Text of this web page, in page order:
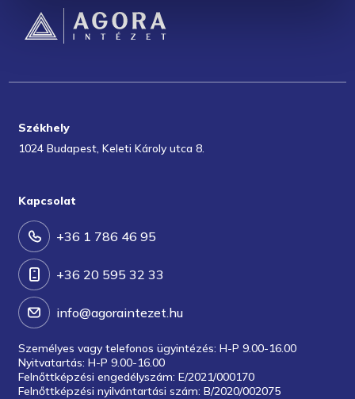
Székhely
1024 Budapest, Keleti Károly utca 8.
Kapcsolat
+36 1 786 46 95
+36 20 595 32 33
info@agoraintezet.hu
Személyes vagy telefonos ügyintézés: H-P 9.00-16.00
Nyitvatartás: H-P 9.00-16.00
Felnőttképzési engedélyszám: E/2021/000170
Felnőttképzési nyilvántartási szám: B/2020/002075